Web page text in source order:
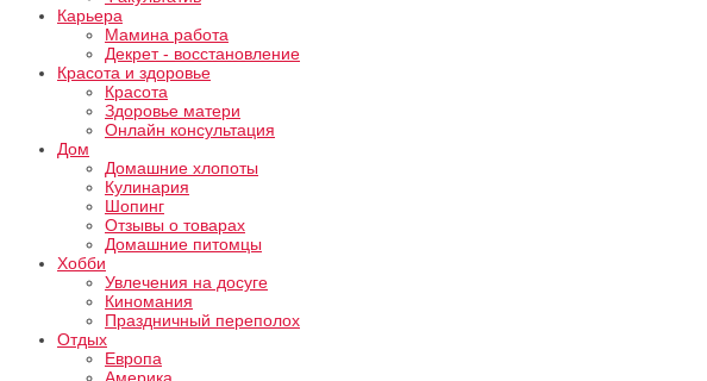
Карьера
Мамина работа
Декрет - восстановление
Красота и здоровье
Красота
Здоровье матери
Онлайн консультация
Дом
Домашние хлопоты
Кулинария
Шопинг
Отзывы о товарах
Домашние питомцы
Хобби
Увлечения на досуге
Киномания
Праздничный переполох
Отдых
Европа